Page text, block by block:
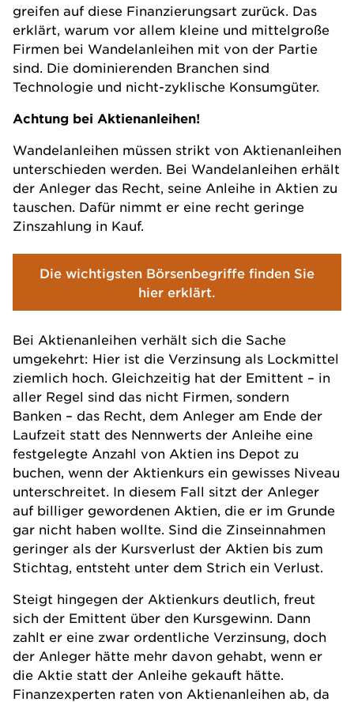
greifen auf diese Finanzierungsart zurück. Das
erklärt, warum vor allem kleine und mittelgroße
Firmen bei Wandelanleihen mit von der Partie
sind. Die dominierenden Branchen sind
Technologie und nicht-zyklische Konsumgüter.
Achtung bei Aktienanleihen!
Wandelanleihen müssen strikt von Aktienanleihen
unterschieden werden. Bei Wandelanleihen erhält
der Anleger das Recht, seine Anleihe in Aktien zu
tauschen. Dafür nimmt er eine recht geringe
Zinszahlung in Kauf.
Die wichtigsten Börsenbegriffe finden Sie
hier erklärt.
Bei Aktienanleihen verhält sich die Sache
umgekehrt: Hier ist die Verzinsung als Lockmittel
ziemlich hoch. Gleichzeitig hat der Emittent – in
aller Regel sind das nicht Firmen, sondern
Banken – das Recht, dem Anleger am Ende der
Laufzeit statt des Nennwerts der Anleihe eine
festgelegte Anzahl von Aktien ins Depot zu
buchen, wenn der Aktienkurs ein gewisses Niveau
unterschreitet. In diesem Fall sitzt der Anleger
auf billiger gewordenen Aktien, die er im Grunde
gar nicht haben wollte. Sind die Zinseinnahmen
geringer als der Kursverlust der Aktien bis zum
Stichtag, entsteht unter dem Strich ein Verlust.
Steigt hingegen der Aktienkurs deutlich, freut
sich der Emittent über den Kursgewinn. Dann
zahlt er eine zwar ordentliche Verzinsung, doch
der Anleger hätte mehr davon gehabt, wenn er
die Aktie statt der Anleihe gekauft hätte.
Finanzexperten raten von Aktienanleihen ab, da